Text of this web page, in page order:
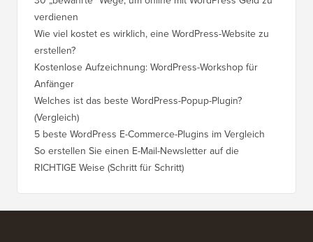
verdienen
Wie viel kostet es wirklich, eine WordPress-Website zu
erstellen?
Kostenlose Aufzeichnung: WordPress-Workshop für
Anfänger
Welches ist das beste WordPress-Popup-Plugin?
(Vergleich)
5 beste WordPress E-Commerce-Plugins im Vergleich
So erstellen Sie einen E-Mail-Newsletter auf die
RICHTIGE Weise (Schritt für Schritt)